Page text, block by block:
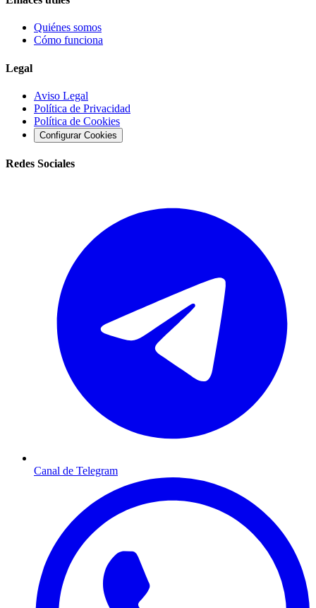
Quiénes somos
Cómo funciona
Legal
Aviso Legal
Política de Privacidad
Política de Cookies
Configurar Cookies
Redes Sociales
Canal de Telegram